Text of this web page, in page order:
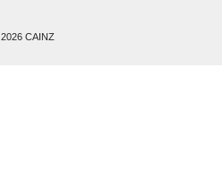
2026 CAINZ